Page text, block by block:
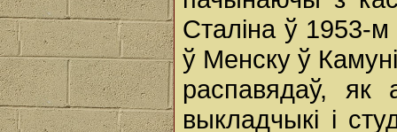
Сталіна ў 1953-
ў Менску ў
распавядаў, як
выкладчыкі і